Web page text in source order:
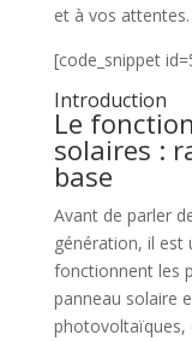
et à vos attentes.
[code_snippet
Introduction
Le
solaires :
base
Avant de parler
génération, il est
fonctionnent les
panneau solaire
photovoltaïques,